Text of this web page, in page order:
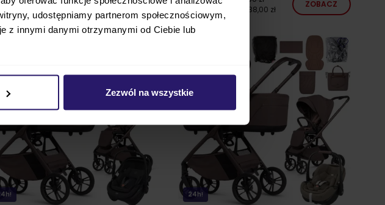
udostępniamy partnerom społecznościowym,
z innymi danymi otrzymanymi od Ciebie lub
Zezwól na wszystkie
cena
4 494,00 zł
ZOBACZ
najniższa cena
5 738,00 zł
ZOBACZ
24h!